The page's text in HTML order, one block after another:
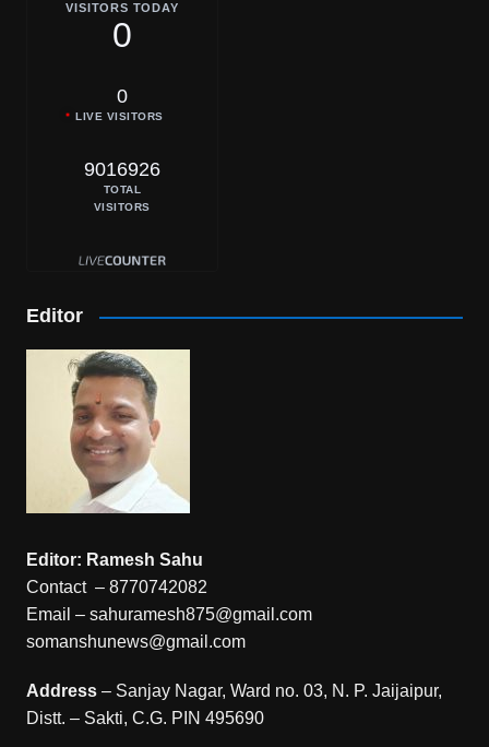
VISITORS TODAY
0
0
LIVE VISITORS
9016926
TOTAL
VISITORS
Editor
Editor: Ramesh Sahu
Contact – 8770742082
Email – sahuramesh875@gmail.com
somanshunews@gmail.com
Address– Sanjay Nagar, Ward no. 03, N. P. Jaijaipur,
Distt. – Sakti, C.G. PIN 495690